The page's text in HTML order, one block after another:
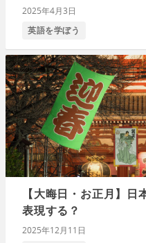
2025年4月3日
英語を学ぼう
【大晦日・お正月】
表現する？
2025年12月11日